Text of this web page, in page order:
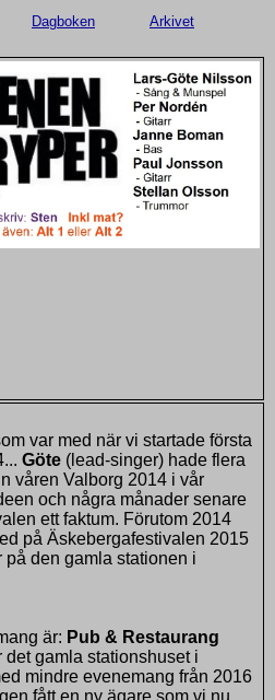
Dagboken Arkivet
var med när vi startade första
Göte (lead-singer) hade flera
våren Valborg 2014 i vår
och några månader senare
ett faktum. Förutom 2014
på Äskebergafestivalen 2015
den gamla stationen i
är: Pub & Restaurang
det gamla stationshuset i
mindre evenemang från 2016
fått en ny ägare som vi nu